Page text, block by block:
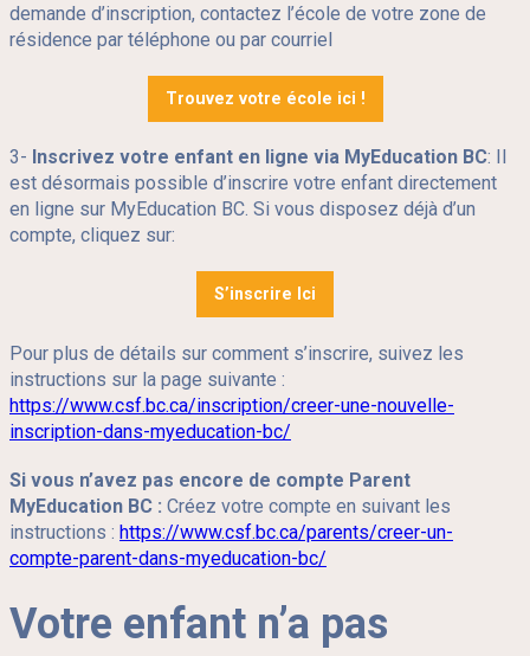
demande d’inscription, contactez l’école de votre zone de
résidence par téléphone ou par courriel
Trouvez votre école ici !
3- Inscrivez votre enfant en ligne via MyEducation BC: Il
est désormais possible d’inscrire votre enfant directement
en ligne sur MyEducation BC. Si vous disposez déjà d’un
compte, cliquez sur:
S’inscrire Ici
Pour plus de détails sur comment s’inscrire, suivez les
instructions sur la page suivante :
https://www.csf.bc.ca/inscription/creer-une-nouvelle-
inscription-dans-myeducation-bc/
Si vous n’avez pas encore de compte Parent
MyEducation BC : Créez votre compte en suivant les
instructions : https://www.csf.bc.ca/parents/creer-un-
compte-parent-dans-myeducation-bc/
Votre enfant n’a pas